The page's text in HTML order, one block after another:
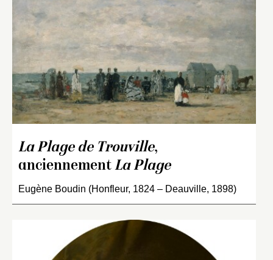
La Plage de Trouville,
anciennement La Plage
Eugène Boudin (Honfleur, 1824 – Deauville, 1898)